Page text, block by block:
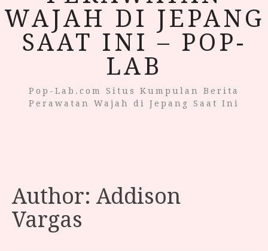
WAJAH DI JEPANG
SAAT INI – POP-
LAB
Pop-Lab.com Situs Kumpulan Berita
Perawatan Wajah di Jepang Saat Ini
Author: Addison
Vargas